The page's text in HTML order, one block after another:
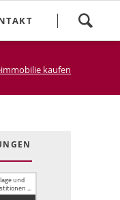
überspringen
kaufen